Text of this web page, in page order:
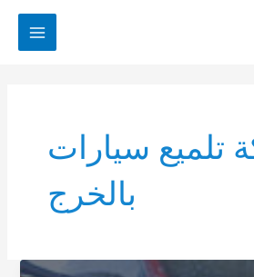
تلميع سيارات
بالخرج